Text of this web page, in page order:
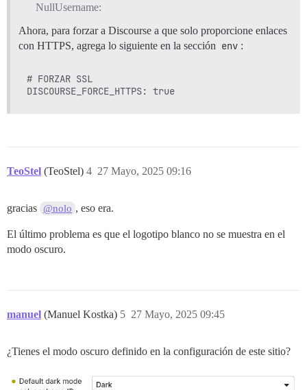
NullUsername:
Ahora, para forzar a Discourse a que solo proporcione enlaces
con HTTPS, agrega lo siguiente en la sección env :
# FORZAR SSL
TeoStel (TeoStel) 27 Mayo, 2025 09:16
4
gracias @nolo , eso era.
El último problema es que el logotipo blanco no se muestra en el
modo oscuro.
manuel (Manuel Kostka) 27 Mayo, 2025 09:45
5
¿Tienes el modo oscuro definido en la configuración de este sitio?